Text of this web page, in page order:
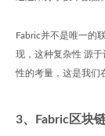
Fabric并不是唯一的
现，这种复杂性 源
性的考量，这是我们
3、Fabric区块